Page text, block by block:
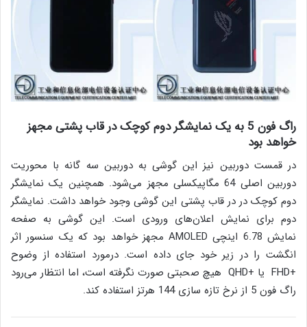
راگ فون 5 به یک نمایشگر دوم کوچک در قاب پشتی مجهز
خواهد بود
در قمست دوربین نیز این گوشی به دوربین سه گانه با محوریت
دوربین اصلی 64 مگاپیکسلی مجهز می‌شود. همچنین یک نمایشگر
دوم کوچک در در قاب پشتی این گوشی وجود خواهد داشت. نمایشگر
دوم برای نمایش اعلان‌های ورودی است. این گوشی به صفحه
نمایش 6.78 اینچی AMOLED مجهز خواهد بود که یک سنسور اثر
انگشت را در زیر خود جای داده است. درمورد استفاده از وضوح
+FHD یا +QHD هیچ صحبتی صورت نگرفته است، اما انتظار می‌رود
راگ فون 5 از نرخ تازه سازی 144 هرتز استفاده کند.